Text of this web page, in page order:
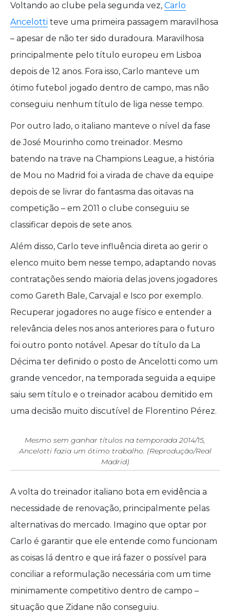
Voltando ao clube pela segunda vez, Carlo
Ancelotti teve uma primeira passagem maravilhosa
– apesar de não ter sido duradoura. Maravilhosa
principalmente pelo título europeu em Lisboa
depois de 12 anos. Fora isso, Carlo manteve um
ótimo futebol jogado dentro de campo, mas não
conseguiu nenhum título de liga nesse tempo.
Por outro lado, o italiano manteve o nível da fase
de José Mourinho como treinador. Mesmo
batendo na trave na Champions League, a história
de Mou no Madrid foi a virada de chave da equipe
depois de se livrar do fantasma das oitavas na
competição – em 2011 o clube conseguiu se
classificar depois de sete anos.
Além disso, Carlo teve influência direta ao gerir o
elenco muito bem nesse tempo, adaptando novas
contratações sendo maioria delas jovens jogadores
como Gareth Bale, Carvajal e Isco por exemplo.
Recuperar jogadores no auge físico e entender a
relevância deles nos anos anteriores para o futuro
foi outro ponto notável. Apesar do título da La
Décima ter definido o posto de Ancelotti como um
grande vencedor, na temporada seguida a equipe
saiu sem título e o treinador acabou demitido em
uma decisão muito discutível de Florentino Pérez.
Mesmo sem ganhar títulos na temporada 2014/15,
Ancelotti fazia um ótimo trabalho. (Reprodução/Real
Madrid)
A volta do treinador italiano bota em evidência a
necessidade de renovação, principalmente pelas
alternativas do mercado. Imagino que optar por
Carlo é garantir que ele entende como funcionam
as coisas lá dentro e que irá fazer o possível para
conciliar a reformulação necessária com um time
minimamente competitivo dentro de campo –
situação que Zidane não conseguiu.